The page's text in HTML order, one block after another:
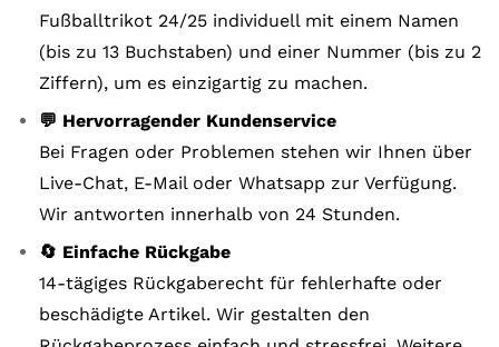
Fußballtrikot 24/25 individuell mit einem Namen
(bis zu 13 Buchstaben) und einer Nummer (bis zu 2
Ziffern), um es einzigartig zu machen.
💬 Hervorragender Kundenservice
Bei Fragen oder Problemen stehen wir Ihnen über
Live-Chat, E-Mail oder Whatsapp zur Verfügung.
Wir antworten innerhalb von 24 Stunden.
🔄 Einfache Rückgabe
14-tägiges Rückgaberecht für fehlerhafte oder
beschädigte Artikel. Wir gestalten den